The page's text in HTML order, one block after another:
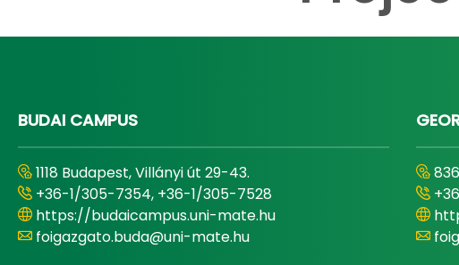
BUDAI CAMPUS
1118 Budapest, Villányi út 29-43.
+36-1/305-7354, +36-1/305-7528
https://budaicampus.uni-mate.hu
foigazgato.buda@uni-mate.hu